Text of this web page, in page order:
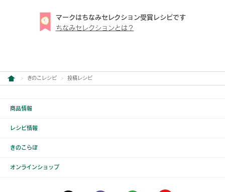
マークはちなみセレクション受賞レシピです
ちなみセレクションとは？
きのこレシピ 投稿レシピ
商品情報
レシピ情報
きのこらぼ
オンラインショップ